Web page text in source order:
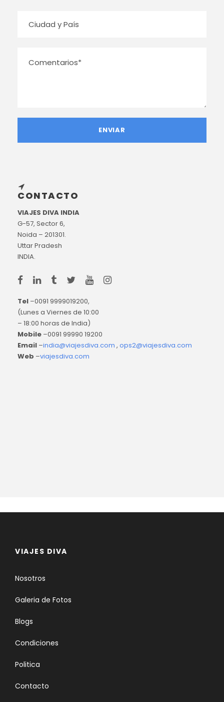
CONTACTO
VIAJES DIVA INDIA
G-57, Sector 6,
Noida – 201301.
Uttar Pradesh
INDIA.
Tel –0091 9999019200,
(Lunes a Viernes de 10:00
– 18:00 horas de India)
Mobile –0091 99990 19200
Email –india@viajesdiva.com , ops2@viajesdiva.com
Web –viajesdiva.com
VIAJES DIVA
Nosotros
Galeria de Fotos
Blogs
Condiciones
Politica
Contacto